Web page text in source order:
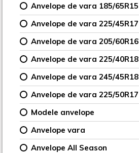
Anvelope de vara 185/65R15
Anvelope de vara 225/45R17
Anvelope de vara 205/60R16
Anvelope de vara 225/40R18
Anvelope de vara 245/45R18
Anvelope de vara 225/50R17
Modele anvelope
Anvelope vara
Anvelope All Season